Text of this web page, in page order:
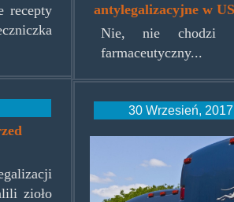
recepty
zioło
antylegalizacyjne w
Nie, nie chodzi
farmaceutyczny...
30 Wrzesień,